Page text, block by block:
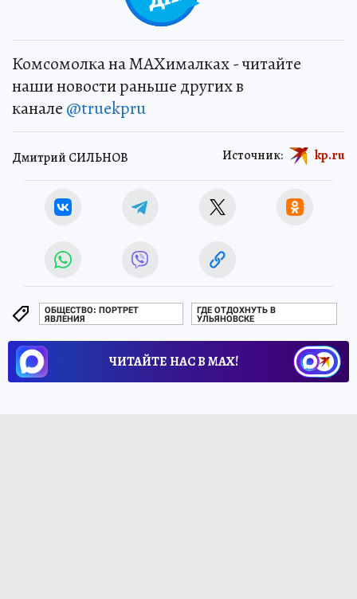
Комсомолка на MAXималках - читайте
наши новости раньше других в
канале @truekpru
Дмитрий СИЛЬНОВ Источник: kp.ru
ОБЩЕСТВО: ПОРТРЕТ
ЯВЛЕНИЯ
ГДЕ ОТДОХНУТЬ В
УЛЬЯНОВСКЕ
ЧИТАЙТЕ НАС В МАХ!